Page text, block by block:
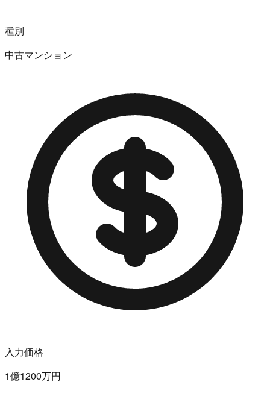
種別
中古マンション
入力価格
1億1200万円